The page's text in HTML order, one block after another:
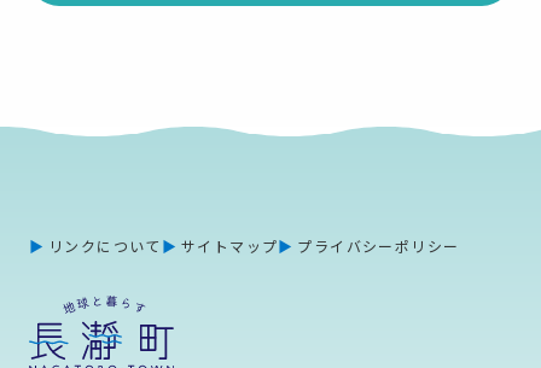
リンクについて サイトマップ プライバシーポリシー